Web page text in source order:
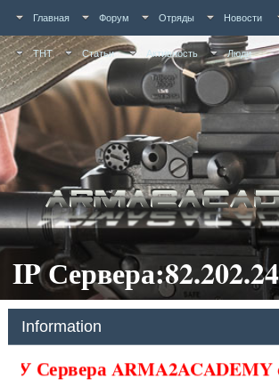
Главная Форум Отряды Новости
ТНТ Статьи Активность Люди
IP
Information
У Сервера ARMA2ACADEMY